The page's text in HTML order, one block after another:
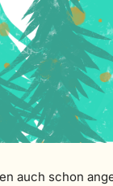
auch schon